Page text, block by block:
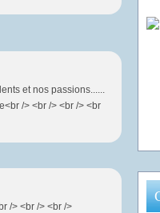
et nos passions......
/> <br /> <br /> <br
/> <br /> <br />